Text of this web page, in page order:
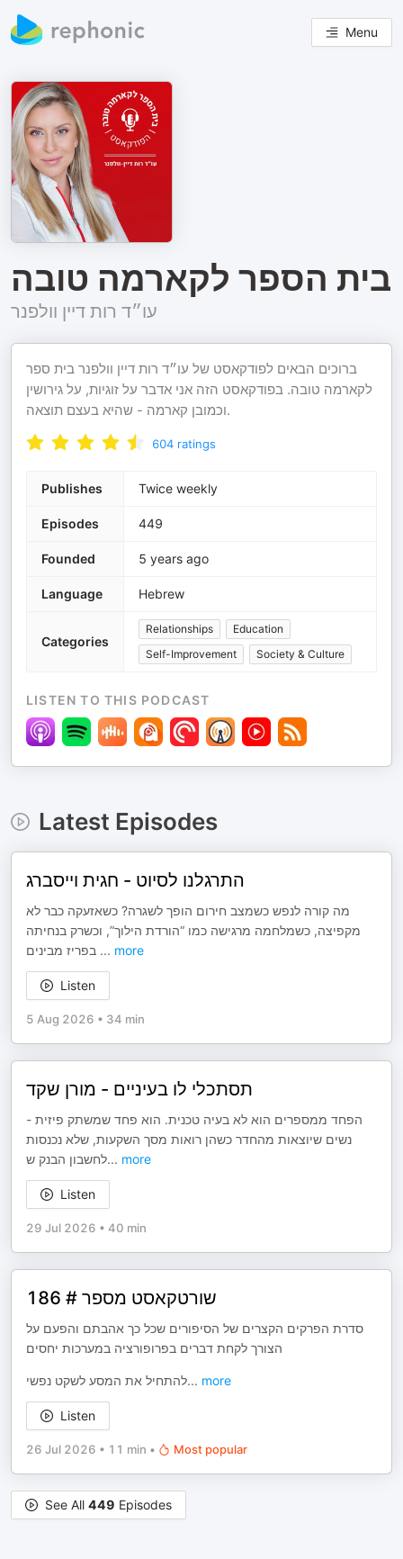
Menu
בית הספר לקארמה טובה
עו״ד רות דיין וולפנר
ברוכים הבאים לפודקאסט של עו״ד רות דיין וולפנר בית ספר
לקארמה טובה. בפודקאסט הזה אני אדבר על זוגיות, על גירושין
וכמובן קארמה - שהיא בעצם תוצאה.
604 ratings
Publishes Twice weekly
Episodes 449
Founded 5 years ago
Language Hebrew
Categories
Relationships
Education
Self-Improvement
Society & Culture
LISTEN TO THIS PODCAST
Latest Episodes
התרגלנו לסיוט - חגית וייסברג
מה קורה לנפש כשמצב חירום הופך לשגרה? כשאזעקה כבר לא
מקפיצה, כשמלחמה מרגישה כמו “הורדת הילוך”, וכשרק בנחיתה
... more
Listen
5 Aug 2026 • 34 min
תסתכלי לו בעיניים - מורן שקד
הפחד ממספרים הוא לא בעיה טכנית. הוא פחד שמשתק פיזית -
נשים שיוצאות מהחדר כשהן רואות מסך השקעות, שלא נכנסות
לחשבון הבנק ש... more
Listen
29 Jul 2026 • 40 min
שורטקאסט מספר # 186
סדרת הפרקים הקצרים של הסיפורים שכל כך אהבתם והפעם על
הצורך לקחת דברים בפרופורציה במערכות יחסים
להתחיל את המסע לשקט נפשי... more
Listen
26 Jul 2026 • 11 min • Most popular
See All 449 Episodes